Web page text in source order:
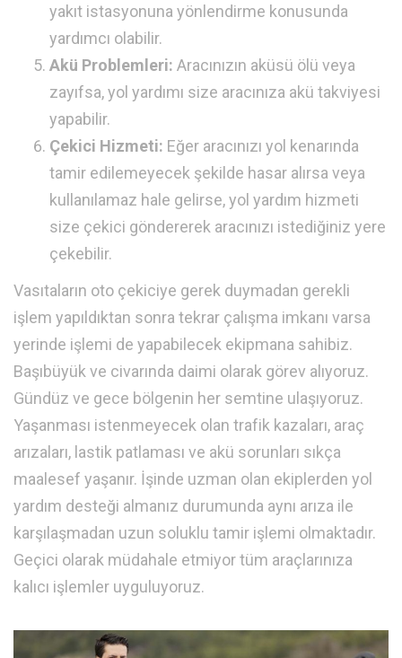
yakıt istasyonuna yönlendirme konusunda
yardımcı olabilir.
Akü Problemleri: Aracınızın aküsü ölü veya
zayıfsa, yol yardımı size aracınıza akü takviyesi
yapabilir.
Çekici Hizmeti: Eğer aracınızı yol kenarında
tamir edilemeyecek şekilde hasar alırsa veya
kullanılamaz hale gelirse, yol yardım hizmeti
size çekici göndererek aracınızı istediğiniz yere
çekebilir.
Vasıtaların oto çekiciye gerek duymadan gerekli
işlem yapıldıktan sonra tekrar çalışma imkanı varsa
yerinde işlemi de yapabilecek ekipmana sahibiz.
Başıbüyük ve civarında daimi olarak görev alıyoruz.
Gündüz ve gece bölgenin her semtine ulaşıyoruz.
Yaşanması istenmeyecek olan trafik kazaları, araç
arızaları, lastik patlaması ve akü sorunları sıkça
maalesef yaşanır. İşinde uzman olan ekiplerden yol
yardım desteği almanız durumunda aynı arıza ile
karşılaşmadan uzun soluklu tamir işlemi olmaktadır.
Geçici olarak müdahale etmiyor tüm araçlarınıza
kalıcı işlemler uyguluyoruz.